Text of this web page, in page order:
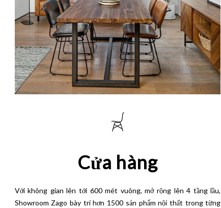
Cửa hàng
Với không gian lên tới 600 mét vuông, mở rộng lên 4 tầng lầu,
Showroom Zago bày trí hơn 1500 sản phẩm nội thất trong từng